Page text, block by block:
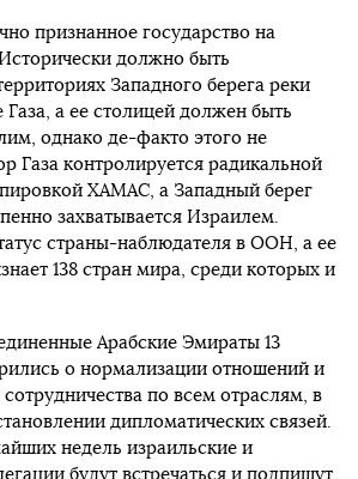
признанное государство на
должно быть
Западного берега реки
а ее столицей должен быть
однако де-факто этого не
Газа контролируется радикальной
ХАМАС, а Западный берег
захватывается Израилем.
страны-наблюдателя в ООН, а ее
138 стран мира, среди которых и
Арабские Эмираты 13
о нормализации отношений и
по всем отраслям, в
дипломатических связей.
недель израильские и
будут встречаться и подпишут